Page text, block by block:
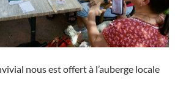
nous est offert à l’auberge locale